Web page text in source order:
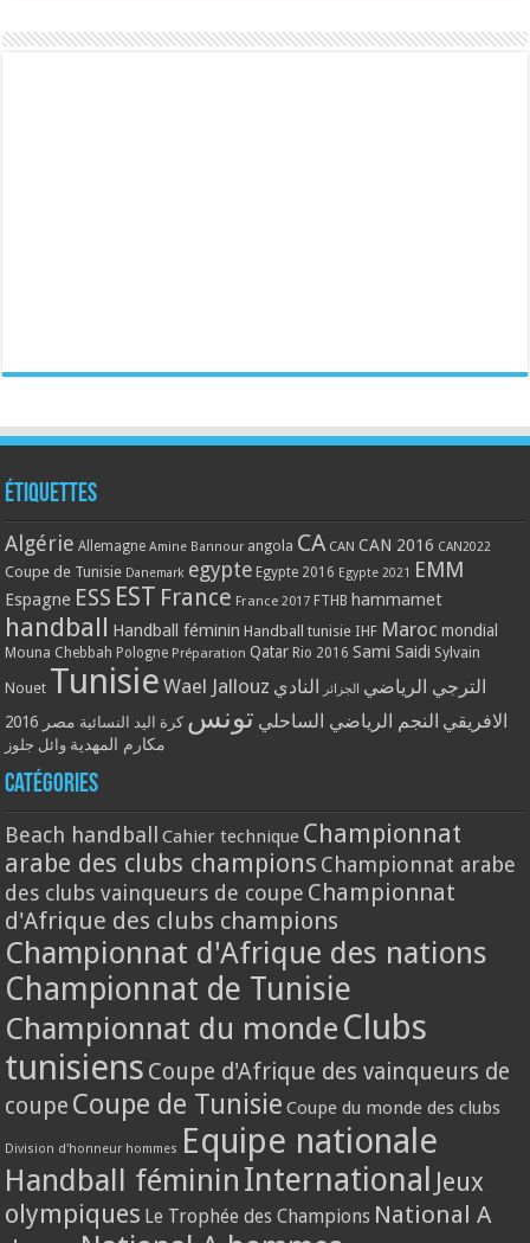
Étiquettes
Algérie Allemagne Amine Bannour angola CA CAN CAN 2016 CAN2022
Coupe de Tunisie Danemark egypte Egypte 2016 Egypte 2021 EMM
Espagne ESS EST France France 2017 FTHB hammamet
handball Handball féminin Handball tunisie IHF Maroc mondial
Mouna Chebbah Pologne Préparation Qatar Rio 2016 Sami Saidi Sylvain
Nouet Tunisie Wael Jallouz الترجي الرياضي الجزائر
النادي
الافريقي النجم الرياضي الساحلي تونس كرة اليد النسائية مصر 2016
مكارم المهدية وائل جلوز
Catégories
Beach handball Cahier technique Championnat
arabe des clubs champions Championnat arabe
des clubs vainqueurs de coupe Championnat
d'Afrique des clubs champions
Championnat d'Afrique des nations
Championnat de Tunisie
Championnat du monde Clubs
tunisiens Coupe d'Afrique des vainqueurs de
coupe Coupe de Tunisie Coupe du monde des clubs
Division d'honneur hommes Equipe nationale
Handball féminin International
Jeux
olympiques Le Trophée des Champions National A